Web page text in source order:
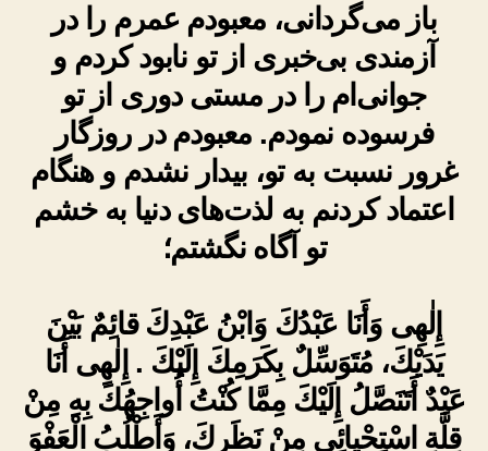
باز می‌گردانی، معبودم عمرم را در
آزمندی بی‌خبری از تو نابود کردم و
جوانی‌ام را در مستی دوری از تو
فرسوده نمودم. معبودم در روزگار
غرور نسبت به تو، بیدار نشدم و هنگام
اعتماد کردنم به لذت‌های دنیا به خشم
تو آگاه نگشتم؛
إِلٰهِى وَأَنَا عَبْدُكَ وَابْنُ عَبْدِكَ قائِمٌ بَيْنَ
يَدَيْكَ، مُتَوَسِّلٌ بِكَرَمِكَ إِلَيْكَ . إِلٰهِى أَنَا
عَبْدٌ أَتَنَصَّلُ إِلَيْكَ مِمَّا كُنْتُ أُواجِهُكَ بِهِ مِنْ
قِلَّةِ اسْتِحْيائِى مِنْ نَظَرِكَ، وَأَطْلُبُ الْعَفْوَ